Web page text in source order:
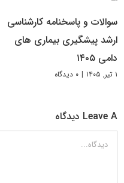
سوالات و پاسخنامه کارشناسی
ارشد پیشگیری بیماری های
دامی ۱۴۰۵
۱ تیر, ۱۴۰۵ | ۰ دیدگاه
Leave A دیدگاه
دیدگاه